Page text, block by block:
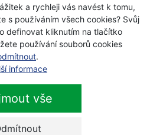
a rychleji vás navést k tomu,
s používáním všech cookies? Svůj
definovat kliknutím na tlačítko
používání souborů cookies
.
informace
vše
s DPH